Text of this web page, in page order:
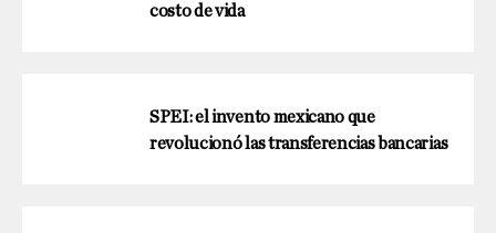
costo de vida
SPEI: el invento mexicano que
revolucionó las transferencias bancarias